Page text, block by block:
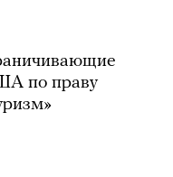
по праву